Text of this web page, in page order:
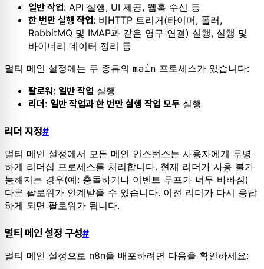
일반 작업: API 실행, UI 제공, 웹훅 수신 등
한 번만 실행 작업: 비HTTP 트리거(타이머, 폴러,
RabbitMQ 및 IMAP과 같은 영구 연결) 실행, 실행 및
바이너리 데이터 정리 등
멀티 메인 설정에는 두 종류의 main 프로세스가 있습니다:
팔로워: 일반 작업 실행
리더 : 일반 작업과 한 번만 실행 작업 모두 실행
리더 지정#
멀티 메인 설정에서 모든 메인 인스턴스는 사용자에게 투명
하게 리더십 프로세스를 처리합니다. 현재 리더가 사용 불가
능해지는 경우(예: 충돌하거나 이벤트 루프가 너무 바빠짐)
다른 팔로워가 인계받을 수 있습니다. 이전 리더가 다시 응답
하게 되면 팔로워가 됩니다.
멀티 메인 설정 구성#
멀티 메인 설정으로 n8n을 배포하려면 다음을 확인하세요: